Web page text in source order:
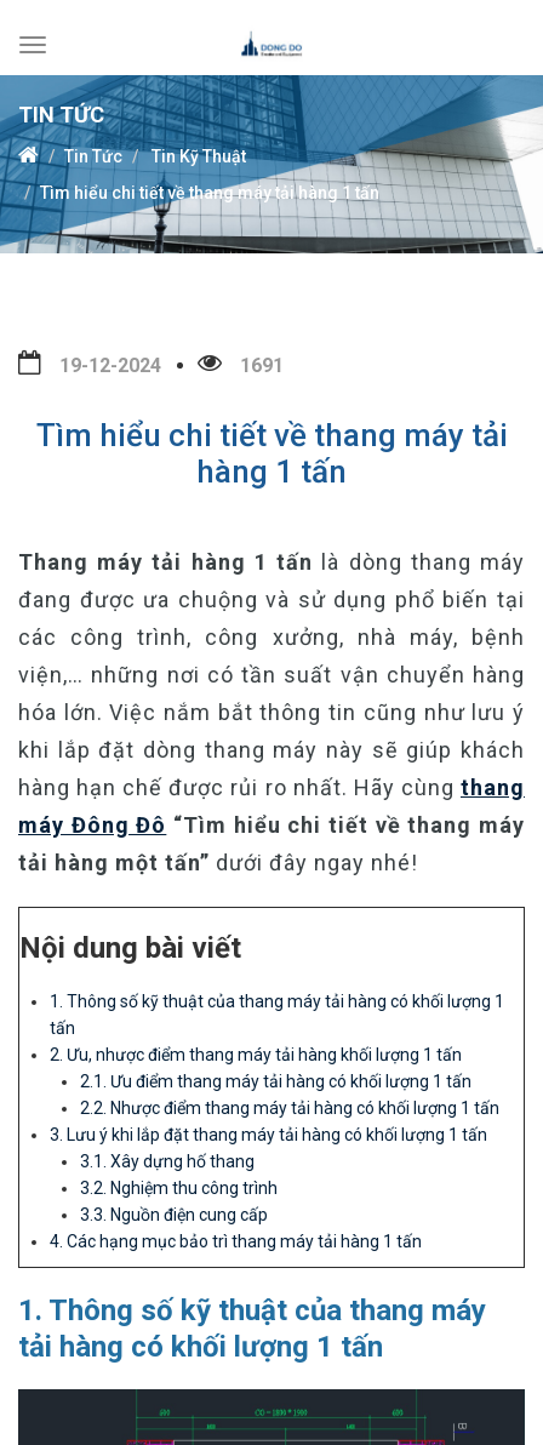
Toggle
navigation
TIN TỨC
Tin Tức
Tin Kỹ Thuật
Tìm hiểu chi tiết về thang máy tải hàng 1 tấn
19-12-2024 1691
Tìm hiểu chi tiết về thang máy tải
hàng 1 tấn
Thang máy tải hàng 1 tấn
là dòng thang máy
đang được ưa chuộng và sử dụng phổ biến tại
các công trình, công xưởng, nhà máy, bệnh
viện,… những nơi có tần suất vận chuyển hàng
hóa lớn. Việc nắm bắt thông tin cũng như lưu ý
khi lắp đặt dòng thang máy này sẽ giúp khách
hàng hạn chế được rủi ro nhất. Hãy cùng thang
máy Đông Đô “Tìm hiểu chi tiết về thang máy
tải hàng một tấn” dưới đây ngay nhé!
Nội dung bài viết
1. Thông số kỹ thuật của thang máy tải hàng có khối lượng 1
tấn
2. Ưu, nhược điểm thang máy tải hàng khối lượng 1 tấn
2.1. Ưu điểm thang máy tải hàng có khối lượng 1 tấn
2.2. Nhược điểm thang máy tải hàng có khối lượng 1 tấn
3. Lưu ý khi lắp đặt thang máy tải hàng có khối lượng 1 tấn
3.1. Xây dựng hố thang
3.2. Nghiệm thu công trình
3.3. Nguồn điện cung cấp
4. Các hạng mục bảo trì thang máy tải hàng 1 tấn
1. Thông số kỹ thuật của thang máy
tải hàng có khối lượng 1 tấn